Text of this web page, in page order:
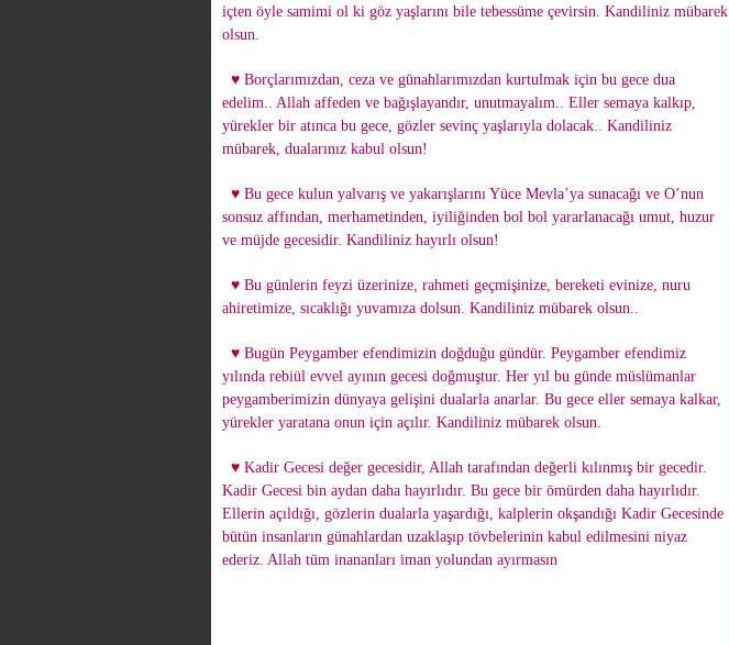
içten öyle samimi ol ki göz yaşlarını bile tebessüme çevirsin. Kandiliniz mübarek
olsun.
♥ Borçlarımızdan, ceza ve günahlarımızdan kurtulmak için bu gece dua
edelim.. Allah affeden ve bağışlayandır, unutmayalım.. Eller semaya kalkıp,
yürekler bir atınca bu gece, gözler sevinç yaşlarıyla dolacak.. Kandiliniz
mübarek, dualarınız kabul olsun!
♥ Bu gece kulun yalvarış ve yakarışlarını Yüce Mevla’ya sunacağı ve O’nun
sonsuz affından, merhametinden, iyiliğinden bol bol yararlanacağı umut, huzur
ve müjde gecesidir. Kandiliniz hayırlı olsun!
♥ Bu günlerin feyzi üzerinize, rahmeti geçmişinize, bereketi evinize, nuru
ahiretimize, sıcaklığı yuvamıza dolsun. Kandiliniz mübarek olsun..
♥ Bugün Peygamber efendimizin doğduğu gündür. Peygamber efendimiz
yılında rebiül evvel ayının gecesi doğmuştur. Her yıl bu günde müslümanlar
peygamberimizin dünyaya gelişini dualarla anarlar. Bu gece eller semaya kalkar,
yürekler yaratana onun için açılır. Kandiliniz mübarek olsun.
♥ Kadir Gecesi değer gecesidir, Allah tarafından değerli kılınmış bir gecedir.
Kadir Gecesi bin aydan daha hayırlıdır. Bu gece bir ömürden daha hayırlıdır.
Ellerin açıldığı, gözlerin dualarla yaşardığı, kalplerin okşandığı Kadir Gecesinde
bütün insanların günahlardan uzaklaşıp tövbelerinin kabul edilmesini niyaz
ederiz. Allah tüm inananları iman yolundan ayırmasın